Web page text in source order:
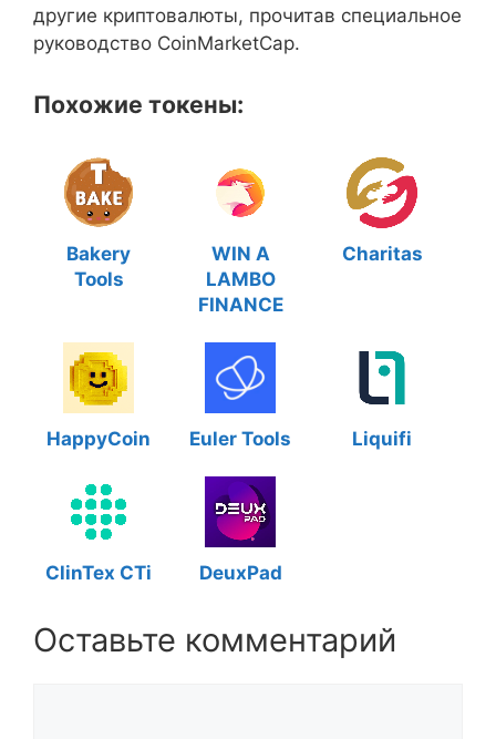
другие криптовалюты, прочитав специальное
руководство CoinMarketCap.
Похожие токены:
Bakery
Tools
WIN A
LAMBO
FINANCE
Charitas
HappyCoin Euler Tools Liquifi
ClinTex CTi DeuxPad
Оставьте комментарий